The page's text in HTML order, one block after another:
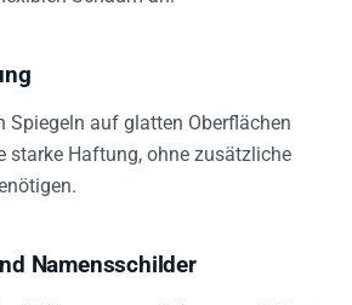
Spiegeln auf glatten Oberflächen
starke Haftung, ohne zusätzliche
Namensschilder